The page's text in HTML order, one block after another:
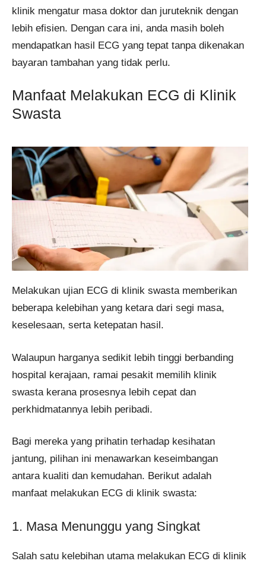
klinik mengatur masa doktor dan juruteknik dengan
lebih efisien. Dengan cara ini, anda masih boleh
mendapatkan hasil ECG yang tepat tanpa dikenakan
bayaran tambahan yang tidak perlu.
Manfaat Melakukan ECG di Klinik
Swasta
Melakukan ujian ECG di klinik swasta memberikan
beberapa kelebihan yang ketara dari segi masa,
keselesaan, serta ketepatan hasil.
Walaupun harganya sedikit lebih tinggi berbanding
hospital kerajaan, ramai pesakit memilih klinik
swasta kerana prosesnya lebih cepat dan
perkhidmatannya lebih peribadi.
Bagi mereka yang prihatin terhadap kesihatan
jantung, pilihan ini menawarkan keseimbangan
antara kualiti dan kemudahan. Berikut adalah
manfaat melakukan ECG di klinik swasta:
1. Masa Menunggu yang Singkat
Salah satu kelebihan utama melakukan ECG di klinik